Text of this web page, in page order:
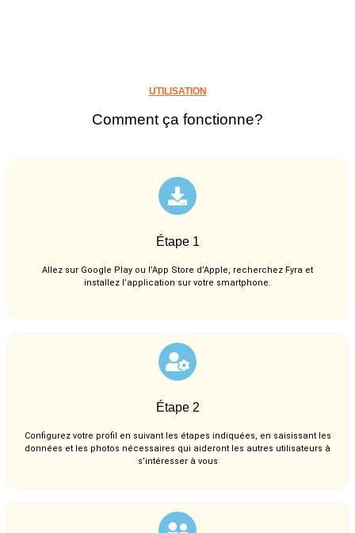
UTILISATION
Comment ça fonctionne?
Étape 1
Allez sur Google Play ou l’App Store d’Apple, recherchez Fyra et
installez l’application sur votre smartphone.
Étape 2
Configurez votre profil en suivant les étapes indiquées, en saisissant les
données et les photos nécessaires qui aideront les autres utilisateurs à
s’intéresser à vous